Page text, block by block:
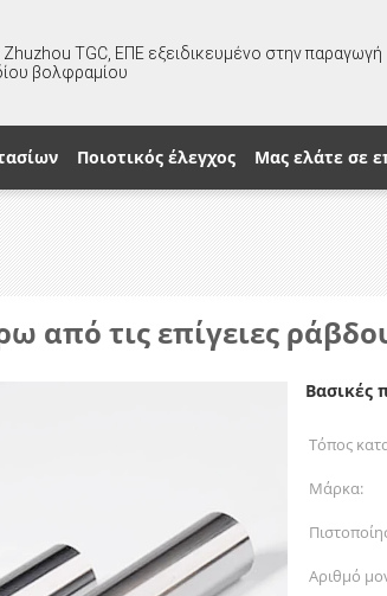
Zhuzhou TGC, ΕΠΕ εξειδικευμένο στην παραγωγή
βολφραμίου
Ποιοτικός έλεγχος Μας ελάτε σε
από τις επίγειες
Βασικές
Τόπος
Μάρκα:
Αριθμό